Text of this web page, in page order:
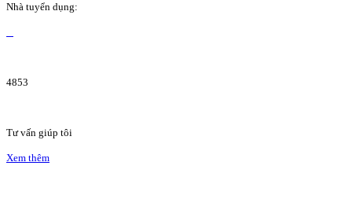
Nhà tuyển dụng:
4853
Tư vấn giúp tôi
Xem thêm